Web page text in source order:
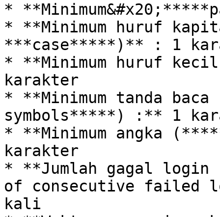
*
* **Minimum huruf
***case*****)** : 1
* **Minimum huruf
karakter
* **Minimum tanda
symbols*****) :** 1
* **Minimum angka
karakter
* **Jumlah gagal
of consecutive failed
kali